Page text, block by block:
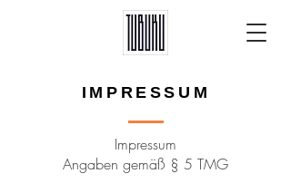
IMPRESSUM
Impressum
Angaben gemäß § 5 TMG